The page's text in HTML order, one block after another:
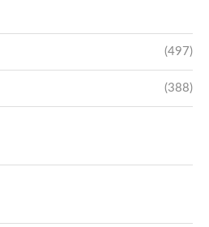
(497)
(388)